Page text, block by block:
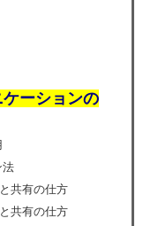
ーションの
法
と共有の仕方
と共有の仕方